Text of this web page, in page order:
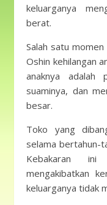
keluarganya
berat.
Salah satu
Oshin kehilangan
anaknya adalah
suaminya, dan
besar.
Toko yang
selama bertahun-
Kebakaran ini
mengakibatkan
keluarganya tidak